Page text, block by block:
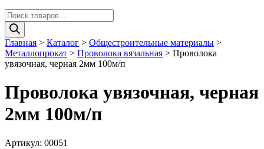
Поиск
товаров
Главная > Каталог > Общестроительные материалы >
Металлопрокат > Проволока вязальная > Проволока
увязочная, черная 2мм 100м/п
Проволока увязочная, черная
2мм 100м/п
Артикул: 00051